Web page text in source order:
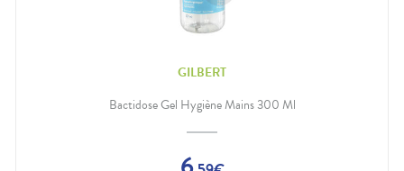
GILBERT
Bactidose Gel Hygiène Mains 300 Ml